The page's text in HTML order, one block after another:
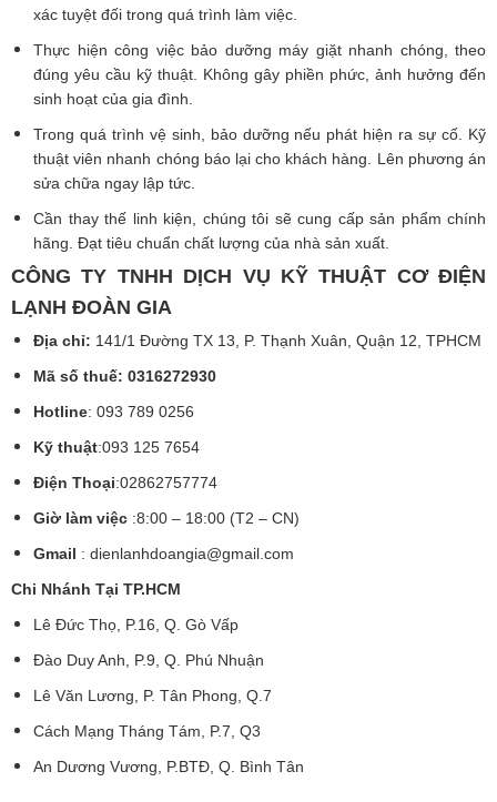
xác tuyệt đối trong quá trình làm việc.
Thực hiện công việc bảo dưỡng máy giặt nhanh chóng, theo
đúng yêu cầu kỹ thuật. Không gây phiền phức, ảnh hưởng đến
sinh hoạt của gia đình.
Trong quá trình vệ sinh, bảo dưỡng nếu phát hiện ra sự cố. Kỹ
thuật viên nhanh chóng báo lại cho khách hàng. Lên phương án
sửa chữa ngay lập tức.
Cần thay thế linh kiện, chúng tôi sẽ cung cấp sản phẩm chính
hãng. Đạt tiêu chuẩn chất lượng của nhà sản xuất.
CÔNG TY TNHH DỊCH VỤ KỸ THUẬT CƠ ĐIỆN
LẠNH ĐOÀN GIA
Địa chỉ: 141/1 Đường TX 13, P. Thạnh Xuân, Quận 12, TPHCM
Mã số thuế: 0316272930
Hotline: 093 789 0256
Kỹ thuật:093 125 7654
Điện Thoại:02862757774
Giờ làm việc :8:00 – 18:00 (T2 – CN)
Gmail : dienlanhdoangia@gmail.com
Chi Nhánh Tại TP.HCM
Lê Đức Thọ, P.16, Q. Gò Vấp
Đào Duy Anh, P.9, Q. Phú Nhuận
Lê Văn Lương, P. Tân Phong, Q.7
Cách Mạng Tháng Tám, P.7, Q3
An Dương Vương, P.BTĐ, Q. Bình Tân